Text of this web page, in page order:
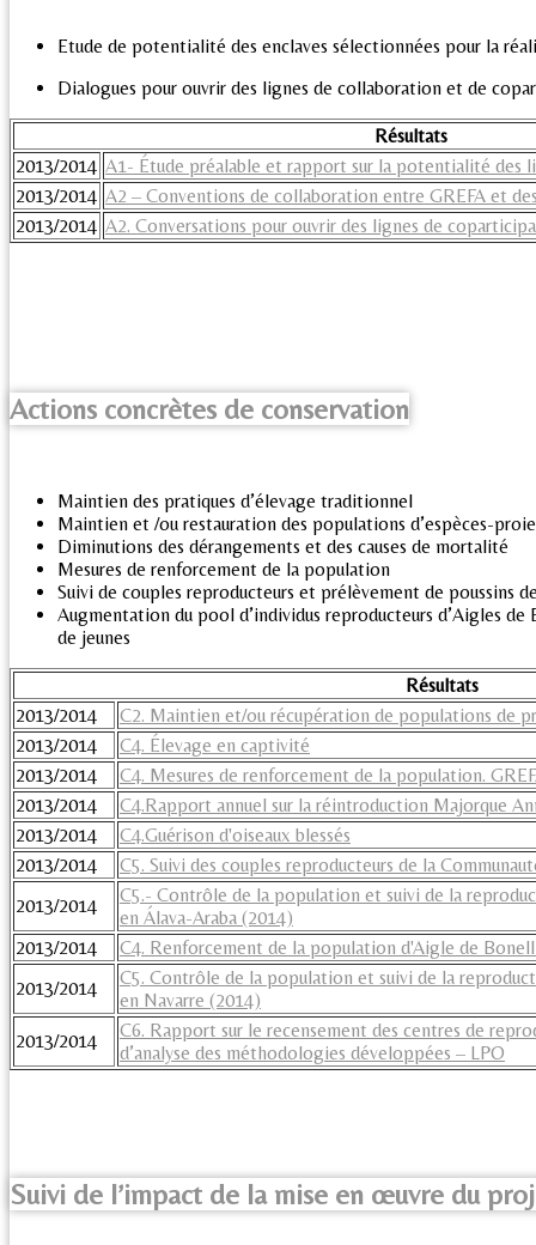
Etude de potentialité des enclaves sélectionnées pour la
Dialogues pour ouvrir des lignes de collaboration et de
Résultats
2013/2014 A1- Étude préalable et rapport sur la potentialité des
2013/2014 A2 – Conventions de collaboration entre GREFA et
2013/2014 A2. Conversations pour ouvrir des lignes de
Actions concrètes de conservation
Maintien des pratiques d’élevage traditionnel
Maintien et /ou restauration des populations d’espèces-
Diminutions des dérangements et des causes de mortalité
Mesures de renforcement de la population
Suivi de couples reproducteurs et prélèvement de poussins
Augmentation du pool d’individus reproducteurs d’Aigles
de jeunes
Résultats
2013/2014
C2. Maintien et/ou récupération de populations de
2013/2014
C4. Élevage en captivité
2013/2014
C4. Mesures de renforcement de la population.
2013/2014
C4.Rapport annuel sur la réintroduction Majorque
2013/2014
C4.Guérison d'oiseaux blessés
2013/2014
C5. Suivi des couples reproducteurs de la
2013/2014
C5.- Contrôle de la population et suivi de la
en Álava-Araba (2014)
2013/2014
C4. Renforcement de la population d'Aigle de
2013/2014
C5. Contrôle de la population et suivi de la
en Navarre (2014)
2013/2014
C6. Rapport sur le recensement des centres de
d’analyse des méthodologies développées – LPO
Suivi de l’impact de la mise en œuvre du